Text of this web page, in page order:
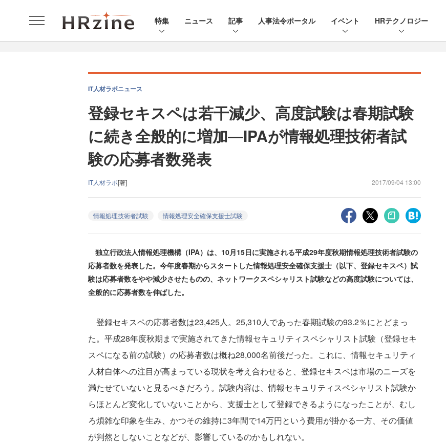
特集 ニュース 記事 人事法令ポータル イベント HRテクノロジー
IT人材ラボニュース
登録セキスペは若干減少、高度試験は春期試験
に続き全般的に増加―IPAが情報処理技術者試
験の応募者数発表
IT人材ラボ[著] 2017/09/04 13:00
情報処理技術者試験 情報処理安全確保支援士試験
独立行政法人情報処理機構（IPA）は、10月15日に実施される平成29年度秋期情報処理技術者試験の
応募者数を発表した。今年度春期からスタートした情報処理安全確保支援士（以下、登録セキスペ）試
験は応募者数をやや減少させたものの、ネットワークスペシャリスト試験などの高度試験については、
全般的に応募者数を伸ばした。
登録セキスペの応募者数は23,425人。25,310人であった春期試験の93.2％にとどまっ
た。平成28年度秋期まで実施されてきた情報セキュリティスペシャリスト試験（登録セキ
スペになる前の試験）の応募者数は概ね28,000名前後だった。これに、情報セキュリティ
人材自体への注目が高まっている現状を考え合わせると、登録セキスペは市場のニーズを
満たせていないと見るべきだろう。試験内容は、情報セキュリティスペシャリスト試験か
らほとんど変化していないことから、支援士として登録できるようになったことが、むし
ろ煩雑な印象を生み、かつその維持に3年間で14万円という費用が掛かる一方、その価値
が判然としないことなどが、影響しているのかもしれない。